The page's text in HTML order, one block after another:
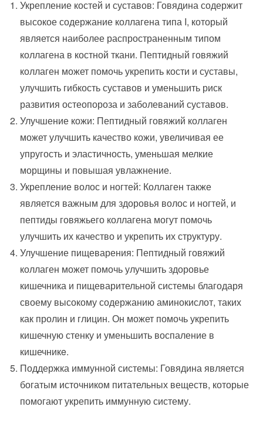
Укрепление костей и суставов: Говядина содержит
высокое содержание коллагена типа I, который
является наиболее распространенным типом
коллагена в костной ткани. Пептидный говяжий
коллаген может помочь укрепить кости и суставы,
улучшить гибкость суставов и уменьшить риск
развития остеопороза и заболеваний суставов.
Улучшение кожи: Пептидный говяжий коллаген
может улучшить качество кожи, увеличивая ее
упругость и эластичность, уменьшая мелкие
морщины и повышая увлажнение.
Укрепление волос и ногтей: Коллаген также
является важным для здоровья волос и ногтей, и
пептиды говяжьего коллагена могут помочь
улучшить их качество и укрепить их структуру.
Улучшение пищеварения: Пептидный говяжий
коллаген может помочь улучшить здоровье
кишечника и пищеварительной системы благодаря
своему высокому содержанию аминокислот, таких
как пролин и глицин. Он может помочь укрепить
кишечную стенку и уменьшить воспаление в
кишечникe.
Поддержка иммунной системы: Говядина является
богатым источником питательных веществ, которые
помогают укрепить иммунную систему.